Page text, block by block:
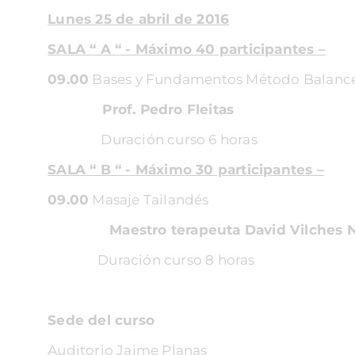
Lunes 25 de abril de 2016
SALA “ A “ - Máximo 40 participantes –
09.00 Bases y Fundamentos Método
Prof. Pedro Fleitas
Duración curso 6 horas
SALA “ B “ - Máximo 30 participantes –
09.00 Masaje Tailandés
Maestro terapeuta David Vilches
Duración curso 8 horas
Sede del curso
Auditorio Jaime Planas